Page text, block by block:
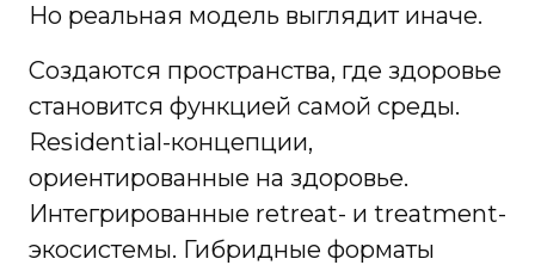
Но реальная модель выглядит иначе.
Создаются пространства, где здоровье
становится функцией самой среды.
Residential-концепции,
ориентированные на здоровье.
Интегрированные retreat- и treatment-
экосистемы. Гибридные форматы